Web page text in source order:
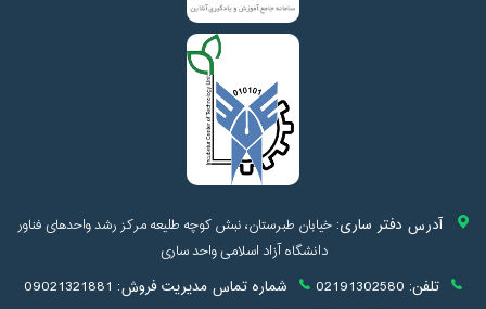
آدرس دفتر ساری:خیابان طبرستان، نبش کوچه طلیعه مرکز رشد واحدهای فناور
دانشگاه آزاد اسلامی واحد ساری
تلفن: 02191302580 شماره تماس مدیریت فروش: 09021321881